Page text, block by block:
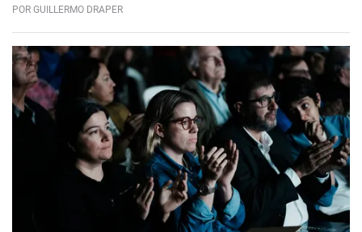
POR GUILLERMO DRAPER